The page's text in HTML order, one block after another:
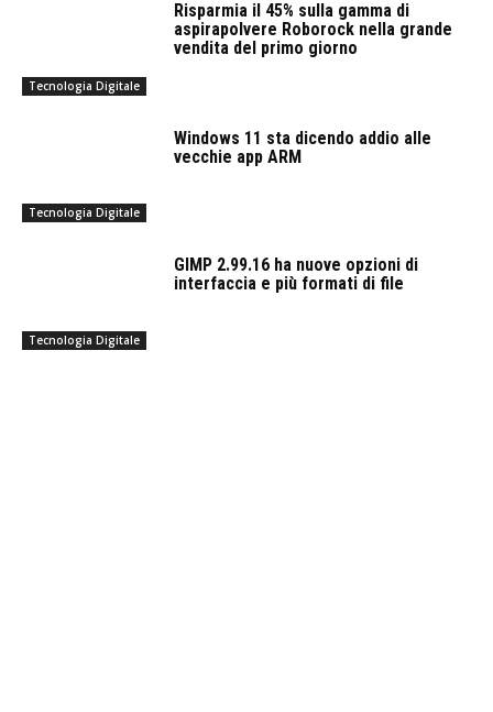
Tecnologia Digitale
Risparmia il 45% sulla gamma di
aspirapolvere Roborock nella grande
vendita del primo giorno
Tecnologia Digitale
Windows 11 sta dicendo addio alle
vecchie app ARM
Tecnologia Digitale
GIMP 2.99.16 ha nuove opzioni di
interfaccia e più formati di file